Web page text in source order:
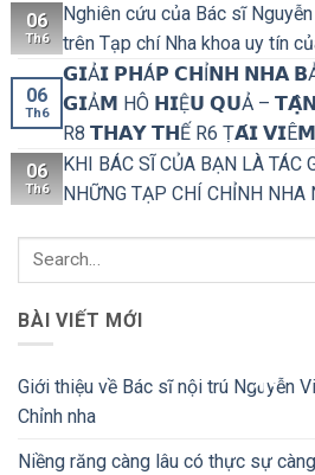
06
Th6
Nghiên cứu của Bác sĩ
trên Tạp chí Nha khoa uy tín
06
Th6
𝗚𝗜Ả𝗜 𝗣𝗛Á𝗣 𝗖𝗛Ỉ𝗡𝗛 𝗡𝗛𝗔
𝗚𝗜Ả𝗠 HÔ 𝗛𝗜Ệ𝗨 𝗤𝗨Ả –
R8 𝗧𝗛𝗔𝗬 𝗧𝗛Ế R6 Ṭ𝗔́𝗜
06
Th6
KHI BÁC SĨ CỦA BẠN LÀ TÁC
NHỮNG TẠP CHÍ CHỈNH NHA
BÀI VIẾT MỚI
Giới thiệu về Bác sĩ nội trú Nguyễn
Chỉnh nha
Niềng răng càng lâu có thực sự